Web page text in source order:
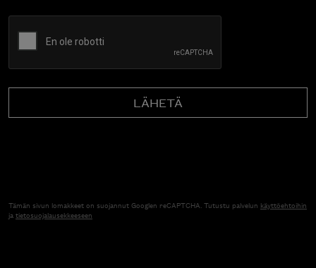
Tämän sivun lomakkeet on suojannut Googlen reCAPTCHA. Tutustu palvelun käyttöehtoihin
jatietosuojalausekkeeseen